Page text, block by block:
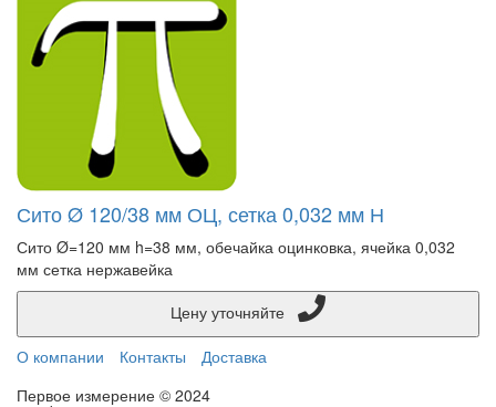
Сито Ø 120/38 мм ОЦ, сетка 0,032 мм Н
Сито Ø=120 мм h=38 мм, обечайка оцинковка, ячейка 0,032
мм сетка нержавейка
О компании
Контакты
Доставка
Первое измерение © 2024